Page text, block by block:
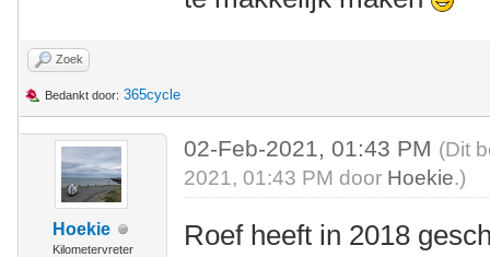
Zoek
Bedankt door: 365cycle
Hoekie
Kilometervreter
02-Feb-2021, 01:43 PM (Dit
2021, 01:43 PM door Hoekie.)
Roef heeft in 2018